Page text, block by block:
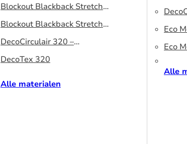
Lichtblokkerend peesdoek
Blockout Blackback Stretch
320 DS – Lichtblokkerend
peesdoek
Blockout Blackback Stretch
500 DS – Lichtblokkerend
peesdoek
DecoCirculair 320 –
Gerecycled polyester
DecoTex 320
Alle materialen
500
Eco
Eco
Alle